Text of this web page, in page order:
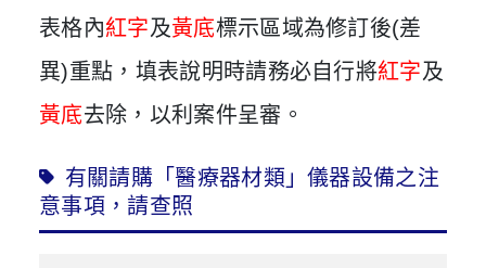
表格內紅字及黃底標示區域為修訂後(差
異)重點，填表說明時請務必自行將紅字及
黃底去除，以利案件呈審。
有關請購「醫療器材類」儀器設備之注
意事項，請查照